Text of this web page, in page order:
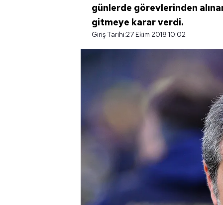
günlerde görevlerinden
gitmeye karar verdi.
Giriş Tarihi:27 Ekim 2018 10:02